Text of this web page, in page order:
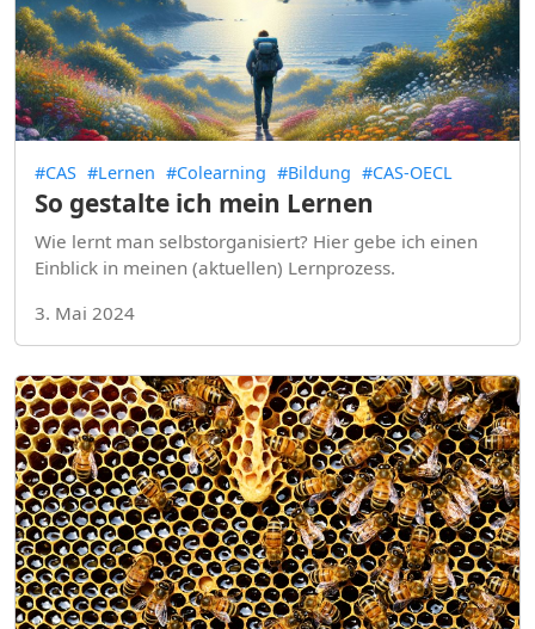
#CAS #Lernen #Colearning #Bildung #CAS-OECL
So gestalte ich mein Lernen
Wie lernt man selbstorganisiert? Hier gebe ich einen
Einblick in meinen (aktuellen) Lernprozess.
3. Mai 2024